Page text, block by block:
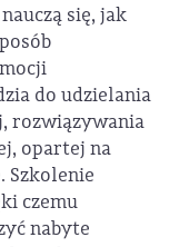
się, jak
do udzielania
rozwiązywania
opartej na
Szkolenie
czemu
nabyte